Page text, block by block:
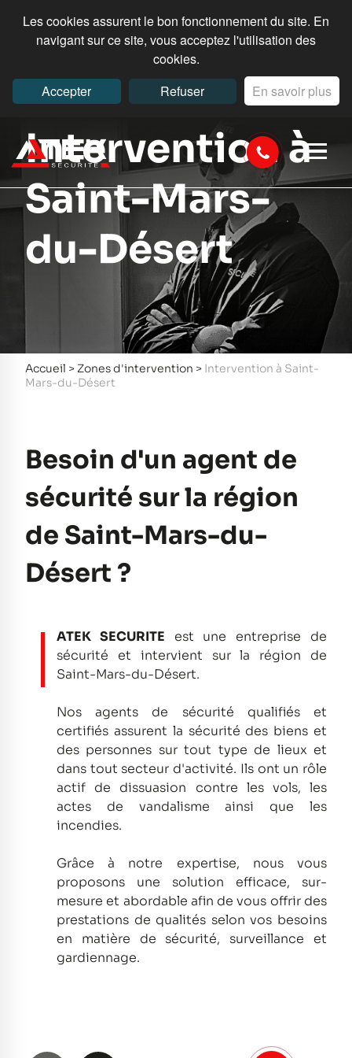
Les cookies assurent le bon fonctionnement du site. En
navigant sur ce site, vous acceptez l'utilisation des
cookies.
Accepter
Refuser En savoir plus
Intervention à
Saint-Mars-
du-Désert
Accueil > Zones d'intervention > Intervention à Saint-
Mars-du-Désert
Besoin d'un agent de
sécurité sur la région
de Saint-Mars-du-
Désert ?
ATEK SECURITE est une entreprise de
sécurité et intervient sur la région de
Saint-Mars-du-Désert.
Nos agents de sécurité qualifiés et
certifiés assurent la sécurité des biens et
des personnes sur tout type de lieux et
dans tout secteur d'activité. Ils ont un rôle
actif de dissuasion contre les vols, les
actes de vandalisme ainsi que les
incendies.
Grâce à notre expertise, nous vous
proposons une solution efficace, sur-
mesure et abordable afin de vous offrir des
prestations de qualités selon vos besoins
en matière de sécurité, surveillance et
gardiennage.